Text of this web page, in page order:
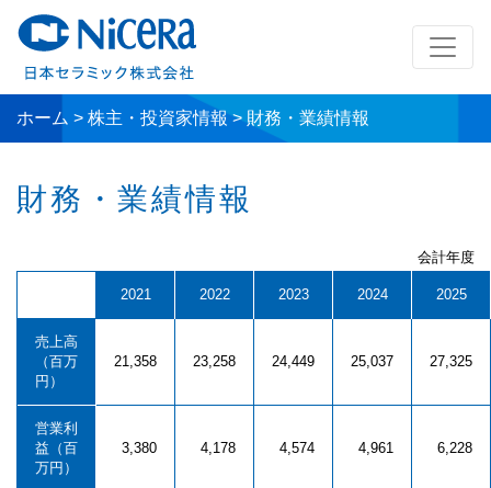
ホーム > 株主・投資家情報>財務・業績情報
財務・業績情報
会計年度
2021 2022 2023 2024 2025
売上高
（百万
円）
21,358 23,258 24,449 25,037 27,325
営業利
益（百
万円）
3,380 4,178 4,574 4,961 6,228